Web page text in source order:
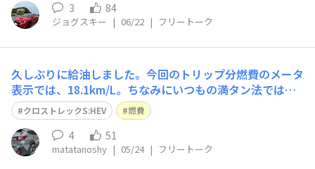
3 84
ジョグスキー | 06/22 | フリートーク
久しぶりに給油しました。今回のトリップ分燃費のメータ
表示では、18.1km/L。ちなみにいつもの満タン法では、1
7.49km/Lでした。メータ表示の精度もまずまずというこ
とで。。まあ、特にエコドライブしてるわけでもなく、市
街地の朝夕通勤ばかりの運転なので、年間でもっとも良い
条件（夏タイヤ、エアコンな
クロストレックS:HEV 燃費
4 51
matatanoshy | 05/24 | フリートーク